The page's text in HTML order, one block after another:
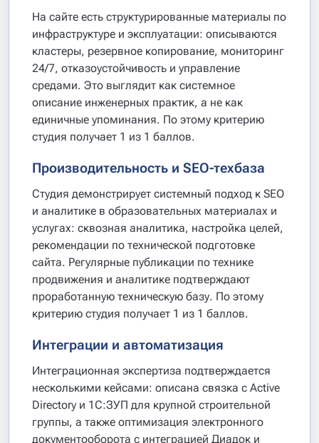
На сайте есть структурированные материалы по
инфраструктуре и эксплуатации: описываются
кластеры, резервное копирование, мониторинг
24/7, отказоустойчивость и управление
средами. Это выглядит как системное
описание инженерных практик, а не как
единичные упоминания. По этому критерию
студия получает 1 из 1 баллов.
Производительность и SEO-техбаза
Студия демонстрирует системный подход к SEO
и аналитике в образовательных материалах и
услугах: сквозная аналитика, настройка целей,
рекомендации по технической подготовке
сайта. Регулярные публикации по технике
продвижения и аналитике подтверждают
проработанную техническую базу. По этому
критерию студия получает 1 из 1 баллов.
Интеграции и автоматизация
Интеграционная экспертиза подтверждается
несколькими кейсами: описана связка с Active
Directory и 1С:ЗУП для крупной строительной
группы, а также оптимизация электронного
документооборота с интеграцией Диадок и